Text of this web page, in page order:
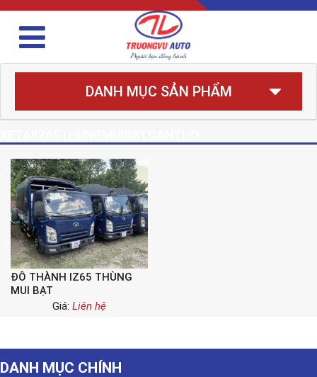
DANH MỤC SẢN PHẨM
ĐÔ THÀNH IZ65 THÙNG
MUI BẠT
Giá: Liên hệ
DANH MỤC CHÍNH